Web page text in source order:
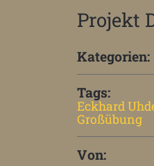
Projekt
Kategorien:
Tags:
Eckhard
Großübung
Von: